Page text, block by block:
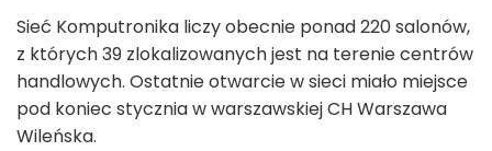
Sieć Komputronika liczy obecnie ponad 220 salonów,
z których 39 zlokalizowanych jest na terenie centrów
handlowych. Ostatnie otwarcie w sieci miało miejsce
pod koniec stycznia w warszawskiej CH Warszawa
Wileńska.